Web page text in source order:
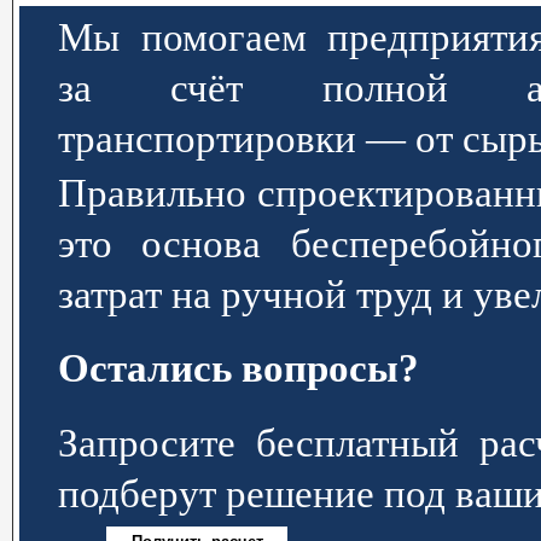
Мы помогаем
за счёт полной
транспортировки — от
Правильно
это основа
затрат на ручной труд и
Остались вопросы?
Запросите бесплатный
подберут решение под